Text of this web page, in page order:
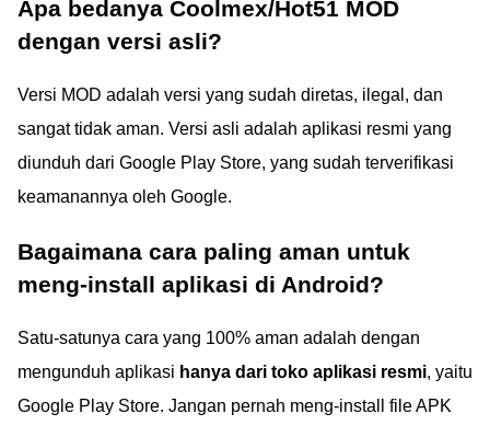
Apa bedanya Coolmex/Hot51 MOD
dengan versi asli?
Versi MOD adalah versi yang sudah diretas, ilegal, dan
sangat tidak aman. Versi asli adalah aplikasi resmi yang
diunduh dari Google Play Store, yang sudah terverifikasi
keamanannya oleh Google.
Bagaimana cara paling aman untuk
meng-install aplikasi di Android?
Satu-satunya cara yang 100% aman adalah dengan
mengunduh aplikasi hanya dari toko aplikasi resmi, yaitu
Google Play Store. Jangan pernah meng-install file APK